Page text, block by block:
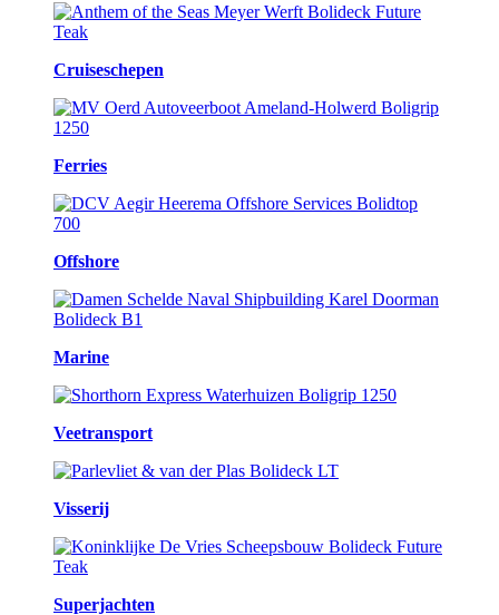
Cruiseschepen
Ferries
Offshore
Marine
Veetransport
Visserij
Superjachten